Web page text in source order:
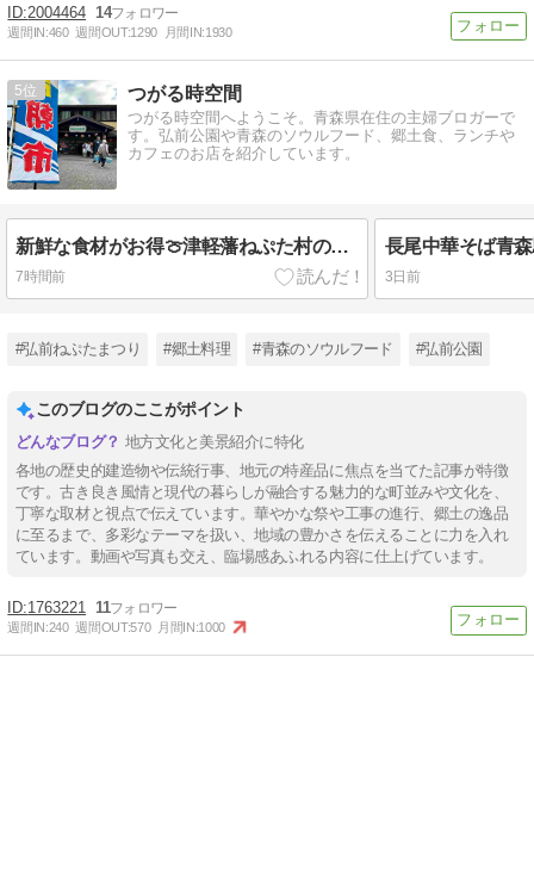
2004464 14
週間IN:460 週間OUT:1290 月間IN:1930
5 つがる時空間
つがる時空間へようこそ。青森県在住の主婦ブロガーで
す。弘前公園や青森のソウルフード、郷土食、ランチや
カフェのお店を紹介しています。
新鮮な食材がお得🍈津軽藩ねぷた村の朝市
7時間前 3日前
#弘前ねぷたまつり #郷土料理 #青森のソウルフード #弘前公園
このブログのここがポイント
地方文化と美景紹介に特化
各地の歴史的建造物や伝統行事、地元の特産品に焦点を当てた記事が特徴
です。古き良き風情と現代の暮らしが融合する魅力的な町並みや文化を、
丁寧な取材と視点で伝えています。華やかな祭や工事の進行、郷土の逸品
に至るまで、多彩なテーマを扱い、地域の豊かさを伝えることに力を入れ
ています。動画や写真も交え、臨場感あふれる内容に仕上げています。
1763221 11
週間IN:240 週間OUT:570 月間IN:1000